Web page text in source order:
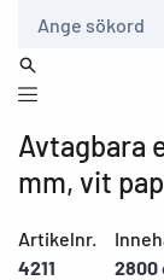
Avtagbara
mm, vit
Artikelnr.
4211
2800